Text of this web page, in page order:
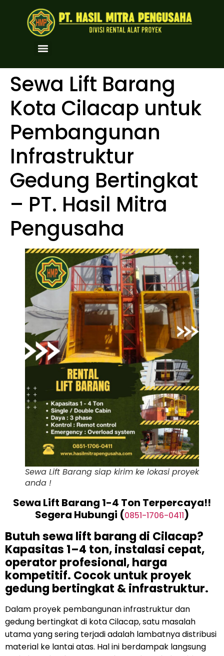
Sewa Lift Barang
Kota Cilacap untuk
Pembangunan
Infrastruktur
Gedung Bertingkat
– PT. Hasil Mitra
Pengusaha
Sewa Lift Barang siap kirim ke lokasi proyek
anda !
Sewa Lift Barang 1-4 Ton Terpercaya!!
Segera Hubungi (0851-1706-0411)
Butuh sewa lift barang di Cilacap?
Kapasitas 1–4 ton, instalasi cepat,
operator profesional, harga
kompetitif. Cocok untuk proyek
gedung bertingkat & infrastruktur.
Dalam proyek pembangunan infrastruktur dan
gedung bertingkat di kota Cilacap, satu masalah
utama yang sering terjadi adalah lambatnya distribusi
material ke lantai atas. Hal ini berdampak langsung